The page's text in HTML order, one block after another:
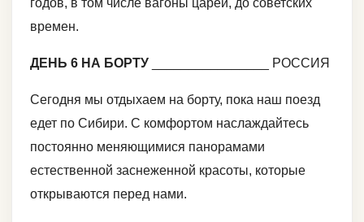
годов, в том числе вагоны царей, до советских
времен.
ДЕНЬ 6 НА БОРТУ ________________ РОССИЯ
Сегодня мы отдыхаем на борту, пока наш поезд
едет по Сибири. С комфортом наслаждайтесь
постоянно меняющимися панорамами
естественной заснеженной красоты, которые
открываются перед нами.